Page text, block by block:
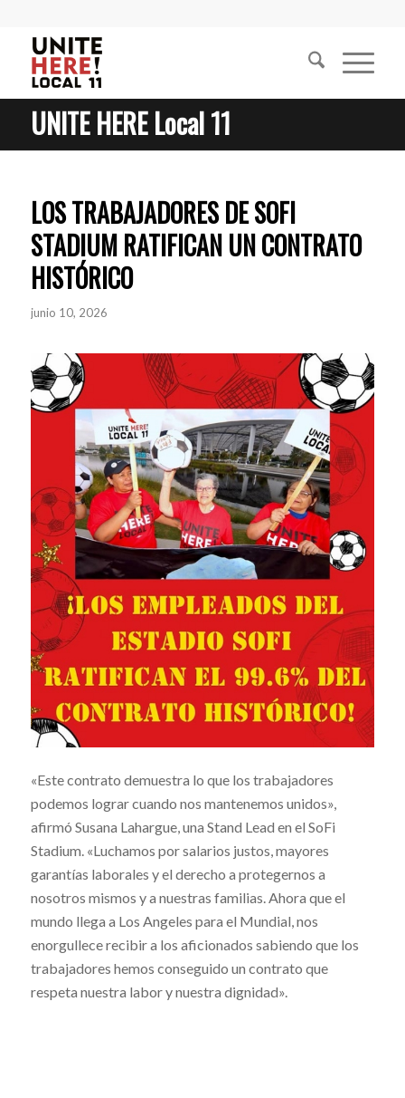
UNITE HERE Local 11
LOS TRABAJADORES DE SOFI
STADIUM RATIFICAN UN CONTRATO
HISTÓRICO
junio 10, 2026
«Este contrato demuestra lo que los trabajadores
podemos lograr cuando nos mantenemos unidos»,
afirmó Susana Lahargue, una Stand Lead en el SoFi
Stadium. «Luchamos por salarios justos, mayores
garantías laborales y el derecho a protegernos a
nosotros mismos y a nuestras familias. Ahora que el
mundo llega a Los Angeles para el Mundial, nos
enorgullece recibir a los aficionados sabiendo que los
trabajadores hemos conseguido un contrato que
respeta nuestra labor y nuestra dignidad».